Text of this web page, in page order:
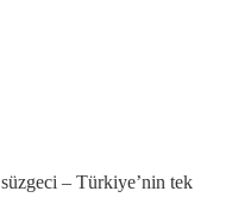
– Türkiye’nin tek